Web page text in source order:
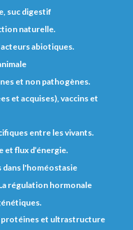
suc digestif
naturelle.
abiotiques.
et non pathogènes.
et acquises), vaccins et
entre les vivants.
et flux d’énergie.
dans l'homéostasie
régulation hormonale
protéines et ultrastructure